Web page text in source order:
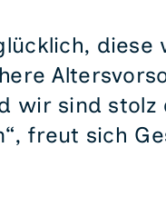
wir sind
freut sich